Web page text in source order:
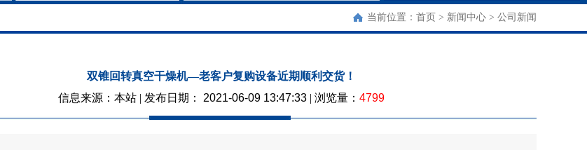
当前位置： 首页 > 新闻中心 > 公司新闻
双锥回转真空干燥机—老客户复购设备近期顺利交货！
信息来源：本站 | 发布日期： 2021-06-09 13:47:33 | 浏览量： 4799